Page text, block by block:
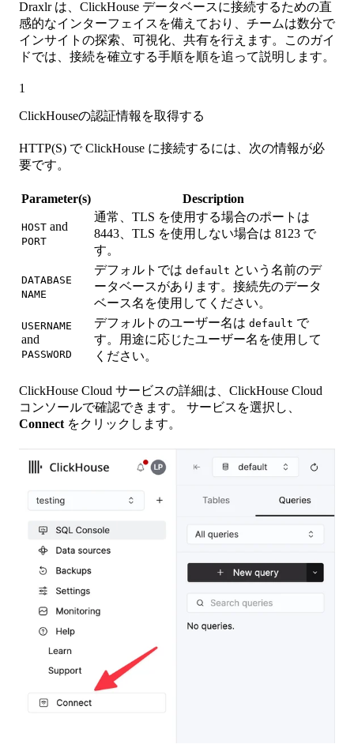
Draxlr は、ClickHouse データベースに接続するための直
感的なインターフェイスを備えており、チームは数分で
インサイトの探索、可視化、共有を行えます。このガイ
ドでは、接続を確立する手順を順を追って説明します。
1
ClickHouseの認証情報を取得する
HTTP(S) で ClickHouse に接続するには、次の情報が必
要です。
Parameter(s) Description
HOST and
PORT
通常、TLS を使用する場合のポートは
8443、TLS を使用しない場合は 8123 で
す。
DATABASE
NAME
デフォルトでは default という名前のデ
ータベースがあります。接続先のデータ
ベース名を使用してください。
USERNAME
and
PASSWORD
デフォルトのユーザー名は default で
す。用途に応じたユーザー名を使用して
ください。
ClickHouse Cloud サービスの詳細は、ClickHouse Cloud
コンソールで確認できます。 サービスを選択し、
Connect をクリックします。